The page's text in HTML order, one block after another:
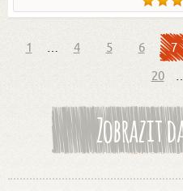
1 4 5 6 7
20
Zobrazit